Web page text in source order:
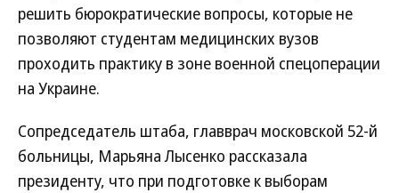
решить бюрократические вопросы, которые не
позволяют студентам медицинских вузов
проходить практику в зоне военной спецоперации
на Украине.
Сопредседатель штаба, главврач московской 52-й
больницы, Марьяна Лысенко рассказала
президенту, что при подготовке к выборам